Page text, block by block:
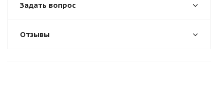
Задать вопрос
Отзывы